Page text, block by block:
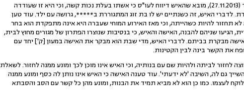
בתסקיר שרותי הרווחה של עיריית *****, מיום כ"ד כסלו תשע"ד (27.11.2013), מובא שהאיש דיווח לעו"ס כי אשתו בעלת נכות קשה, וכי היא זו שעודדה
לדברי האיש, זה כשנתיים יש לו בת זוג המתגוררת ב*****, גרושה עם ילד. עוד טען
תחזור להיות כשהייתה, וכי מאז האירוע המוחי שעברה היא אינה מתפקדת הוא בחר
הגיעו שניהם להבנה, האישה והאיש, כי בנסיבות שנוצרו הפתרון של מגורים מחוץ לבית,
מבקרת בביתם. לדברי האיש, מדי שבת הוא מבקר את האישה במעון [ק'] יחד עם
את הקשר בינה לבין הקטינות.
לחזור לביתה ולהיות שם עם בנותיה, וכי האיש אינו מוכן לכך ומונע ממנה לחזור. לשאלת
גם לה, השיבה 'לא ידעתי'. עוד טענה האישה כי האיש אינו נותן לה כסף ומונע ממנה
לעצמו. כמו כן הוא לא מביא תמיד את הבנות, ומונע מהן כל קשר עם הסב והסבתא